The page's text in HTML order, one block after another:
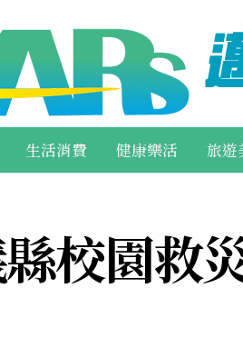
生活消費 健康樂活 旅遊
校園